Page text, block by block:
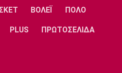
ΒΟΛΕΪ ΠΟΛΟ
PLUS ΠΡΩΤΟΣΕΛΙΔΑ